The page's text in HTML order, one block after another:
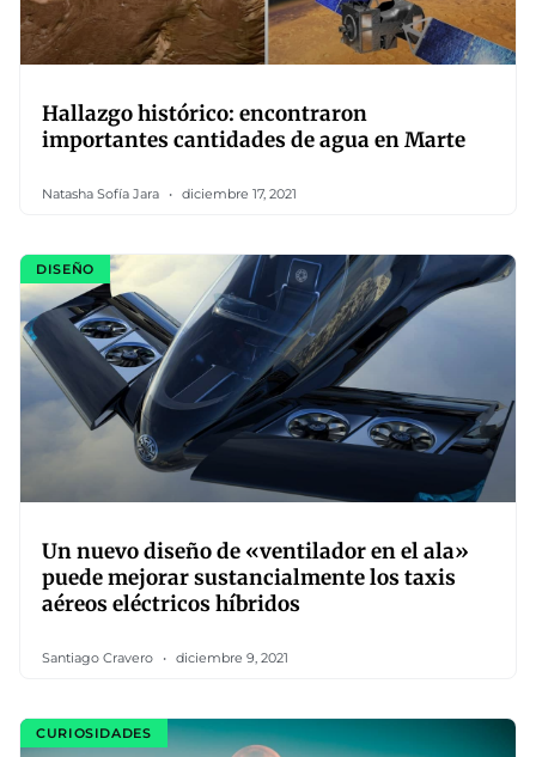
Hallazgo histórico: encontraron
importantes cantidades de agua en Marte
Natasha Sofía Jara diciembre 17, 2021
DISEÑO
Un nuevo diseño de «ventilador en el ala»
puede mejorar sustancialmente los taxis
aéreos eléctricos híbridos
Santiago Cravero diciembre 9, 2021
CURIOSIDADES